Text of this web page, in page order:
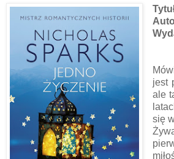
jest
ale
się